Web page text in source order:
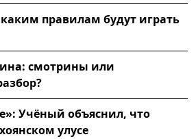
правилам будут играть
смотрины или
Учёный объяснил, что
улусе